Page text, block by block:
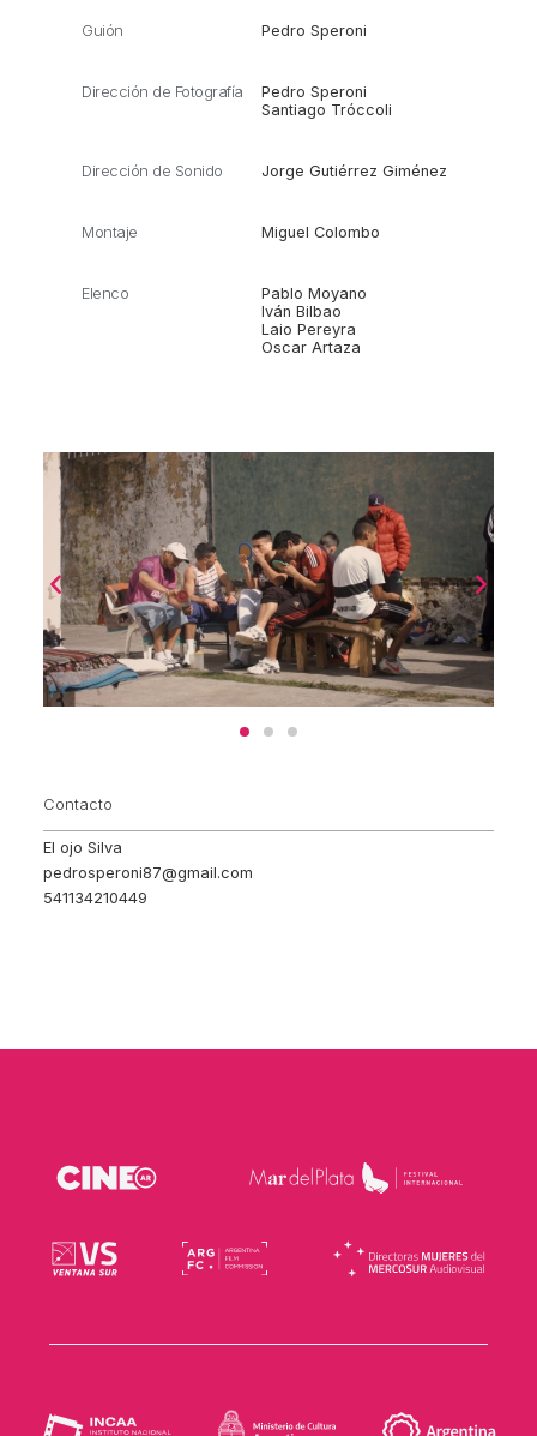
Guión Pedro Speroni
Dirección de Fotografía
Pedro Speroni
Santiago Tróccoli
Dirección de Sonido Jorge Gutiérrez Giménez
Montaje Miguel Colombo
Elenco
Pablo Moyano
Iván Bilbao
Laio Pereyra
Oscar Artaza
Contacto
El ojo Silva
pedrosperoni87@gmail.com
541134210449